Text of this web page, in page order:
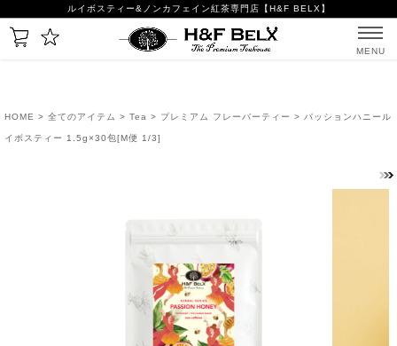
ルイボスティー&ノンカフェイン紅茶専門店【H&F BELX】
MENU
HOME > 全てのアイテム > Tea > プレミアム フレーバーティー > パッションハニール
イボスティー 1.5g×30包[M便 1/3]